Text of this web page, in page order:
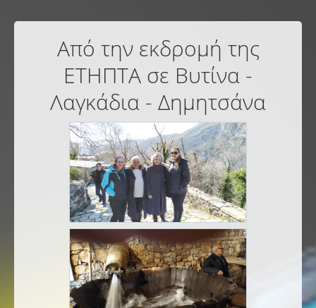
Από την εκδρομή της
ΕΤΗΠΤΑ σε Βυτίνα -
Λαγκάδια - Δημητσάνα